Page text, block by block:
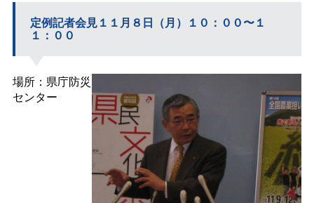
定例記者会見１１月８日（月）１０：００〜１
１：００
場所：県庁防災
センター